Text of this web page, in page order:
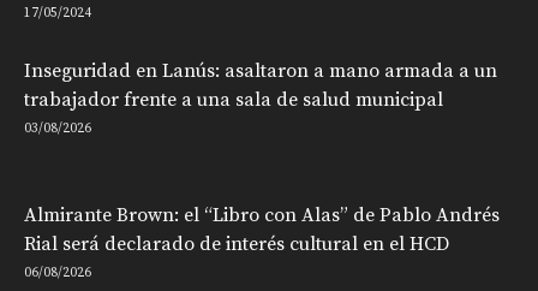
17/05/2024
Inseguridad en Lanús: asaltaron a mano armada a un
trabajador frente a una sala de salud municipal
03/08/2026
Almirante Brown: el “Libro con Alas” de Pablo Andrés
Rial será declarado de interés cultural en el HCD
06/08/2026